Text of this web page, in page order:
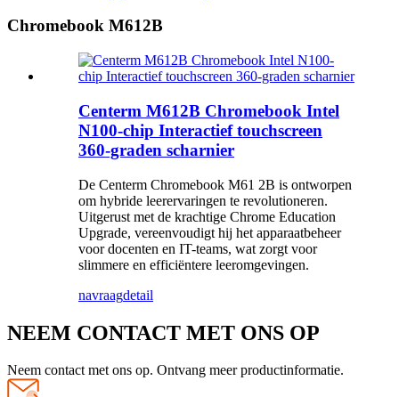
Chromebook M612B
Centerm M612B Chromebook Intel
N100-chip Interactief touchscreen
360-graden scharnier
De Centerm Chromebook M61 2B is ontworpen
om hybride leerervaringen te revolutioneren.
Uitgerust met de krachtige Chrome Education
Upgrade, vereenvoudigt hij het apparaatbeheer
voor docenten en IT-teams, wat zorgt voor
slimmere en efficiëntere leeromgevingen.
navraagdetail
NEEM CONTACT MET ONS OP
Neem contact met ons op. Ontvang meer productinformatie.